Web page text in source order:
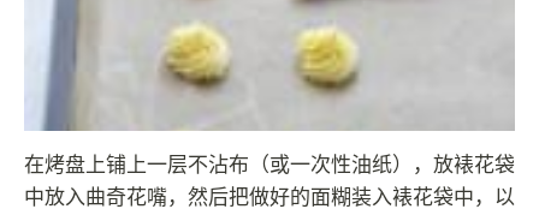
在烤盘上铺上一层不沾布（或一次性油纸），放裱花袋
中放入曲奇花嘴，然后把做好的面糊装入裱花袋中，以